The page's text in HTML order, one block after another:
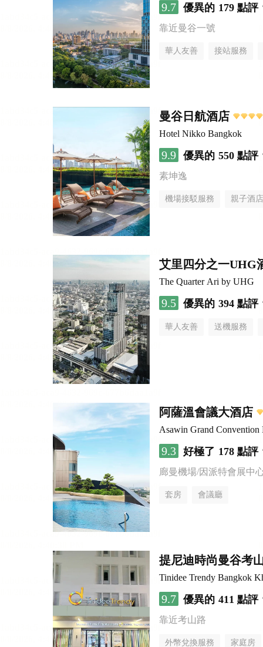
9.7 優異的 179 點評
靠近曼谷一號
華人友善 接站服務
曼谷日航酒店
Hotel Nikko Bangkok
9.9 優異的 550 點評
素坤逸
機場接駁服務 親子酒店
艾里四分之一UHG
The Quarter Ari by UHG
9.5 優異的 394 點評
華人友善 送機服務
阿薩溫會議大酒店
Asawin Grand Convention
9.3 好極了 178 點評
廊曼機場/因派特會展中
套房 會議廳
提尼迪時尚曼谷考
Tinidee Trendy Bangkok
9.7 優異的 411 點評
靠近考山路
外幣兌換服務 家庭房